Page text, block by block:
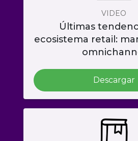
VIDEO
Últimas
ecosistema retail:
Descargar